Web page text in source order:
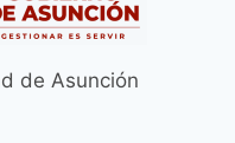
de Asunción